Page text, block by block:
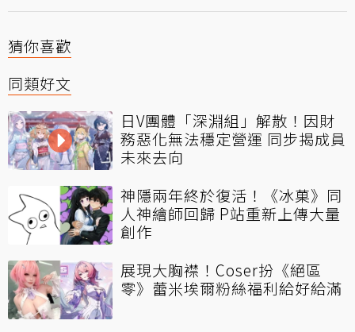
猜你喜歡
同類好文
日V團體「深淵組」解散！因財
務惡化無法穩定營運 同步揭成員
未來去向
神隱兩年終於復活！《冰菓》同
人神繪師回歸 P站重新上傳大量
創作
展現大胸襟！Coser扮《絕區
零》蕾米埃爾粉絲福利給好給滿